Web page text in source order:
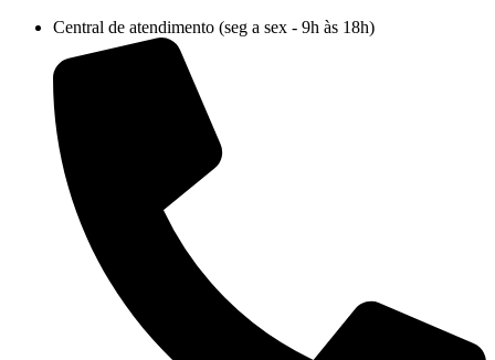
conteúdo
Central de atendimento (seg a sex - 9h às 18h)